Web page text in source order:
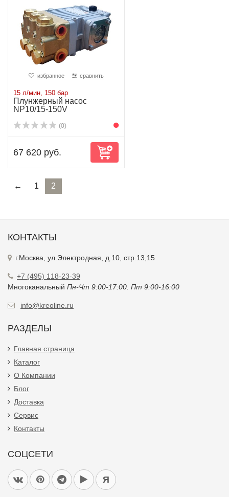
избранное сравнить
15 л/мин, 150 бар
Плунжерный насос
NP10/15-150V
(0)
67 620 руб.
← 1 2
КОНТАКТЫ
г.Москва, ул.Электродная, д.10, стр.13,15
+7 (495) 118-23-39
Многоканальный Пн-Чт 9:00-17:00. Пт 9:00-16:00
info@kreoline.ru
РАЗДЕЛЫ
Главная страница
Каталог
О Компании
Блог
Доставка
Сервис
Контакты
СОЦСЕТИ
Я